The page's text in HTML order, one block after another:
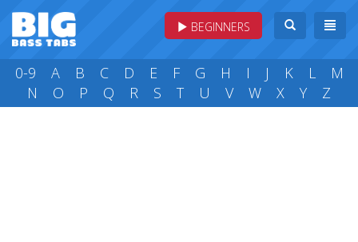
BEGINNERS
0-9 A B C D E F G H I J K L
M
N
O P Q R S T U V W X Y Z